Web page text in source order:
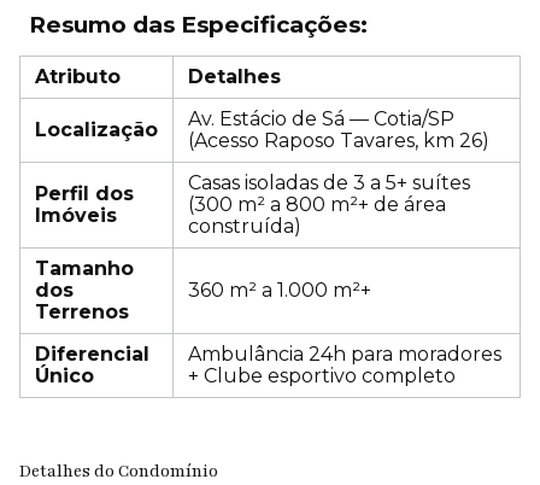
Resumo das Especificações:
Atributo Detalhes
Localização
Av. Estácio de Sá — Cotia/SP
(Acesso Raposo Tavares, km 26)
Perfil dos
Imóveis
Casas isoladas de 3 a 5+ suítes
(300 m² a 800 m²+ de área
construída)
Tamanho
dos
Terrenos
360 m² a 1.000 m²+
Diferencial
Único
Ambulância 24h para moradores
+ Clube esportivo completo
Detalhes do Condomínio